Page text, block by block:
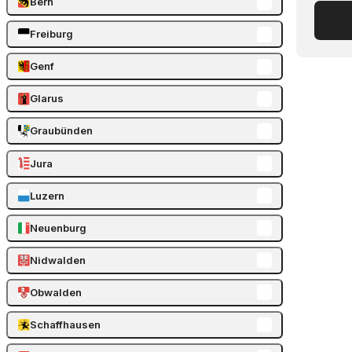
Freiburg
Genf
Glarus
Graubünden
Jura
Luzern
Neuenburg
Nidwalden
Obwalden
Schaffhausen